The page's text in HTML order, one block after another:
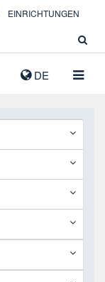
DE
EINRICHTUNGEN